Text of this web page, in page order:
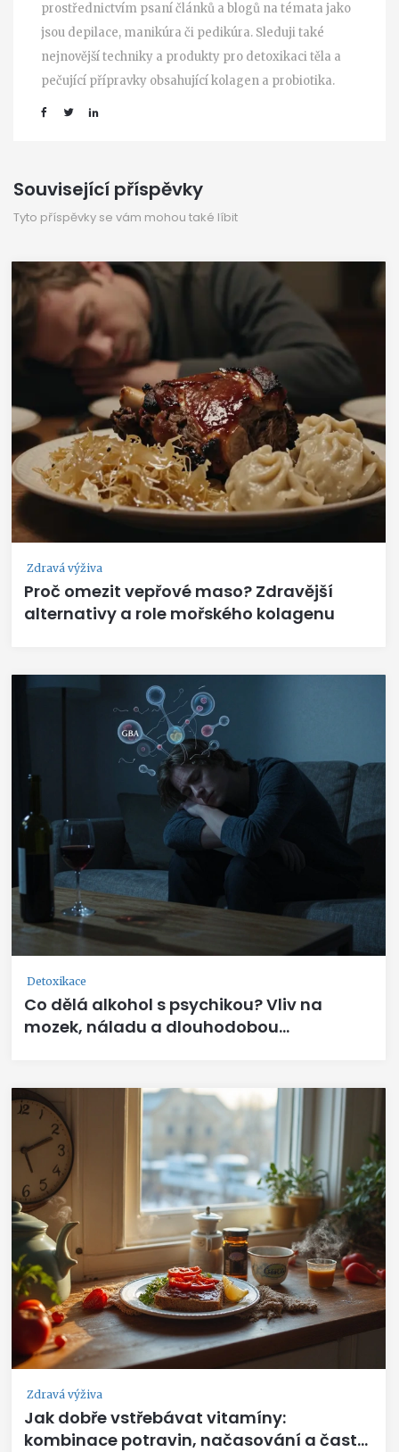
prostřednictvím psaní článků a blogů na témata jako
jsou depilace, manikúra či pedikúra. Sleduji také
nejnovější techniky a produkty pro detoxikaci těla a
pečující přípravky obsahující kolagen a probiotika.
Související příspěvky
Tyto příspěvky se vám mohou také líbit
Zdravá výživa
Proč omezit vepřové maso? Zdravější
alternativy a role mořského kolagenu
Detoxikace
Co dělá alkohol s psychikou? Vliv na
mozek, náladu a dlouhodobou
Zdravá výživa
Jak dobře vstřebávat vitamíny:
kombinace potravin, načasování a časté